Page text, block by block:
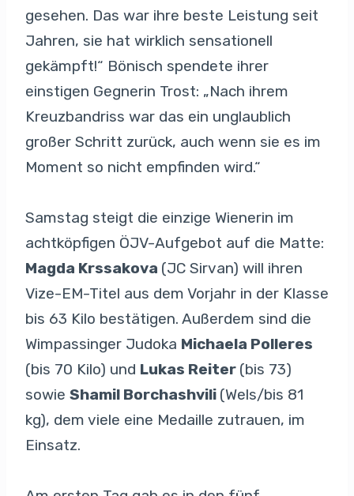
gesehen. Das war ihre beste Leistung seit
Jahren, sie hat wirklich sensationell
gekämpft!“ Bönisch spendete ihrer
einstigen Gegnerin Trost: „Nach ihrem
Kreuzbandriss war das ein unglaublich
großer Schritt zurück, auch wenn sie es im
Moment so nicht empfinden wird.“
Samstag steigt die einzige Wienerin im
achtköpfigen ÖJV-Aufgebot auf die Matte:
Magda Krssakova (JC Sirvan) will ihren
Vize-EM-Titel aus dem Vorjahr in der Klasse
bis 63 Kilo bestätigen. Außerdem sind die
Wimpassinger Judoka Michaela Polleres
(bis 70 Kilo) und Lukas Reiter (bis 73)
sowie Shamil Borchashvili (Wels/bis 81
kg), dem viele eine Medaille zutrauen, im
Einsatz.